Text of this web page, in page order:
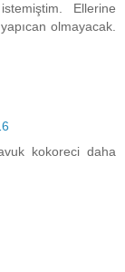
Ellerine
olmayacak.
kokoreci daha